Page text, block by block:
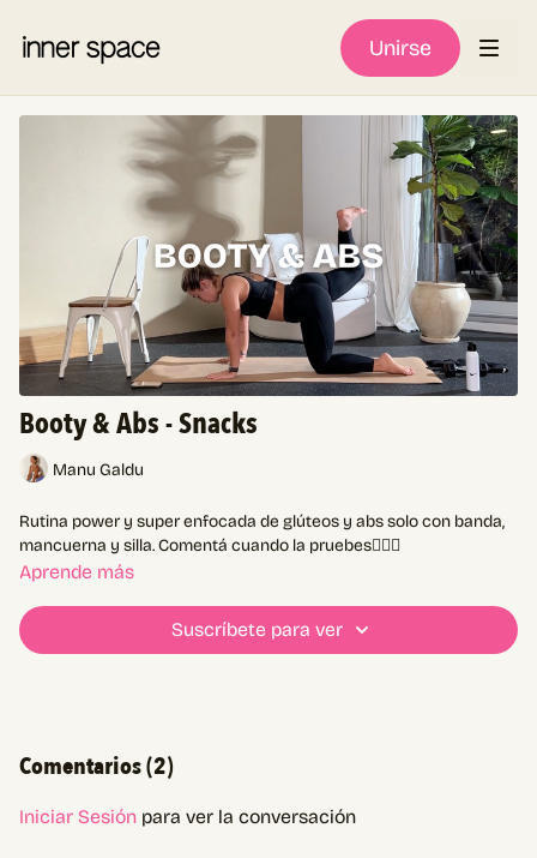
Unirse
Booty & Abs - Snacks
Manu Galdu
Rutina power y super enfocada de glúteos y abs solo con banda,
mancuerna y silla. Comentá cuando la pruebes❤️‍🔥✨
Aprende más
Suscríbete para ver
Comentarios (2)
Iniciar Sesión para ver la conversación